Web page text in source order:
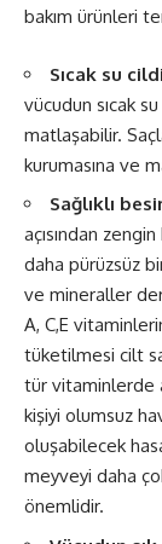
bakım ürünleri
Sıcak su
vücudun sıcak
matlaşabilir.
kurumasına ve
Sağlıklı
açısından
daha pürüzsüz
ve mineraller
A, C,E
tüketilmesi cilt
tür vitaminlerde
kişiyi olumsuz
oluşabilecek
meyveyi daha
önemlidir.